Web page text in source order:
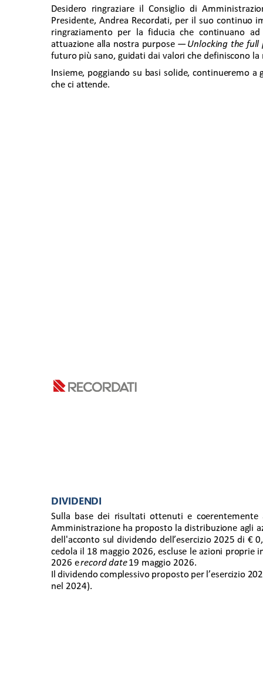
Desidero ringraziare il Consiglio di
Presidente, Andrea Recordati, per il suo continuo
ringraziamento per la fiducia che continuano
attuazione alla nostra purpose — Unlocking the
futuro più sano, guidati dai valori che definiscono
Insieme, poggiando su basi solide, continueremo
che ci attende.
DIVIDENDI
Sulla base dei risultati ottenuti e
Amministrazione ha proposto la distribuzione agli
dell'acconto sul dividendo dell’esercizio 2025 di €
cedola il 18 maggio 2026, escluse le azioni
2026 e record date 19 maggio 2026.
Il dividendo complessivo proposto per l’esercizio
nel 2024).